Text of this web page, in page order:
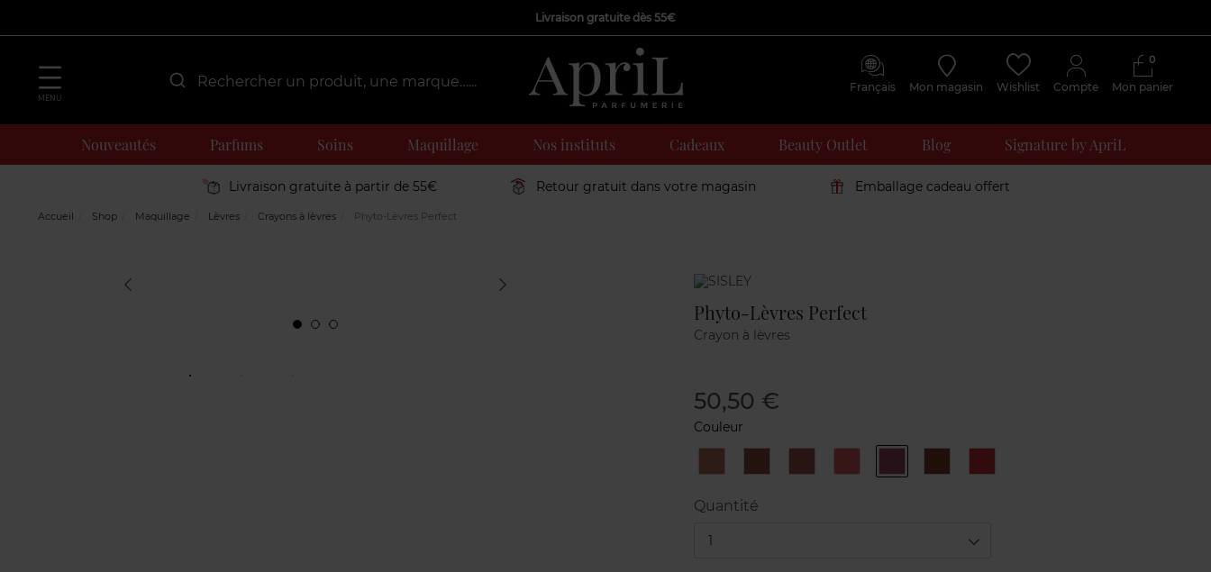
Livraison gratuite dès 55€
MENU
Français Mon magasin Wishlist Compte Mon panier
0
Nouveautés Parfums Soins Maquillage Nos instituts Cadeaux Beauty Outlet Blog Signature by ApriL
Livraison gratuite à partir de 55€ Retour gratuit dans votre magasin Emballage cadeau offert
Accueil Shop Maquillage Lèvres Crayons à lèvres Phyto-Lèvres Perfect
Marque
Phyto-Lèvres Perfect
Crayon à lèvres
50,50 €
Couleur
Nude Beige Rose Rose BurgundyChocolat
N°7
Quantité
1